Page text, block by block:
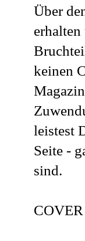
Über
keinen
leistest
Seite -
sind.